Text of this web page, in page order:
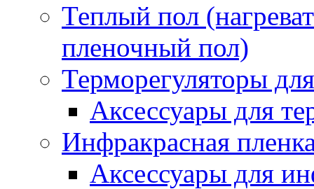
Теплый пол
пленочный пол)
Терморегуляторы
Аксессуары для
Инфракрасная
Аксессуары для